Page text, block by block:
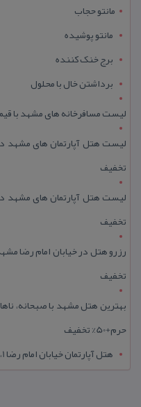
مانتو حجاب
مانتو پوشیده
برج خنک کننده
برداشتن خال با محلول
لیست مسافرخانه های مشهد با قیمت
تخفیف
تخفیف
تخفیف
بهترین هتل مشهد با صبحانه،
حرم+50% تخفیف
هتل آپارتمان خیابان امام رضا 1، 2، 3، 5،8 ،16 | تا 90 % تخفیف